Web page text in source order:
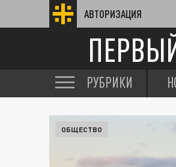
АВТОРИЗАЦИЯ
РУБРИКИ
ОБЩЕСТВО